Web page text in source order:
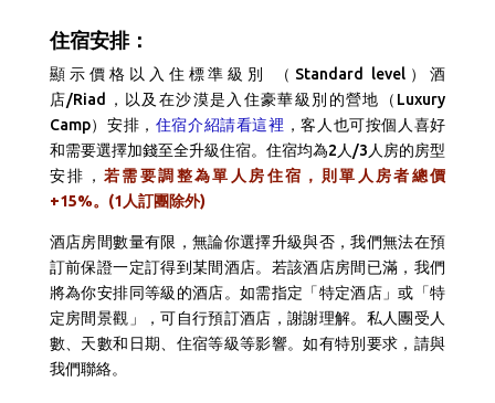
住宿安排：
顯示價格以入住標準級別 （Standard level）酒
店/Riad，以及在沙漠是入住豪華級別的營地（Luxury
Camp）安排， 住宿介紹請看這裡 ，客人也可按個人喜好
和需要選擇加錢至全升級住宿。住宿均為2人/3人房的房型
安排， 若需要調整為單人房住宿，則單人房者總價
+15%。(1人訂團除外)
酒店房間數量有限，無論你選擇升級與否，我們無法在預
訂前保證一定訂得到某間酒店。若該酒店房間已滿，我們
將為你安排同等級的酒店。如需指定「特定酒店」或「特
定房間景觀」，可自行預訂酒店，謝謝理解。 私人團受人
數、天數和日期、住宿等級等影響。如有特別要求，請與
我們聯絡。